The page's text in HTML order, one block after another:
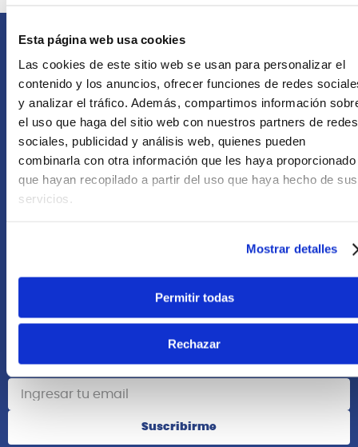
Esta página web usa cookies
Las cookies de este sitio web se usan para personalizar el
contenido y los anuncios, ofrecer funciones de redes
y analizar el tráfico. Además, compartimos información
el uso que haga del sitio web con nuestros partners de redes
sociales, publicidad y análisis web, quienes pueden
combinarla con otra información que les haya proporcionado
que hayan recopilado a partir del uso que haya hecho de sus
servicios.
Mostrar detalles
Permitir todas
Rechazar
Atención Postventa
+51 958418476
+51 977624112
Acerca de Nosotros
Suscribete
Suscribirme